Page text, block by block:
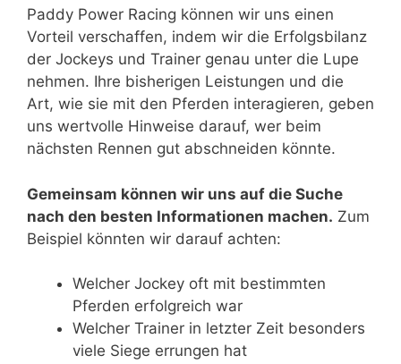
Paddy Power Racing können wir uns einen
Vorteil verschaffen, indem wir die Erfolgsbilanz
der Jockeys und Trainer genau unter die Lupe
nehmen. Ihre bisherigen Leistungen und die
Art, wie sie mit den Pferden interagieren, geben
uns wertvolle Hinweise darauf, wer beim
nächsten Rennen gut abschneiden könnte.
Gemeinsam können wir uns auf die Suche
nach den besten Informationen machen. Zum
Beispiel könnten wir darauf achten:
Welcher Jockey oft mit bestimmten
Pferden erfolgreich war
Welcher Trainer in letzter Zeit besonders
viele Siege errungen hat